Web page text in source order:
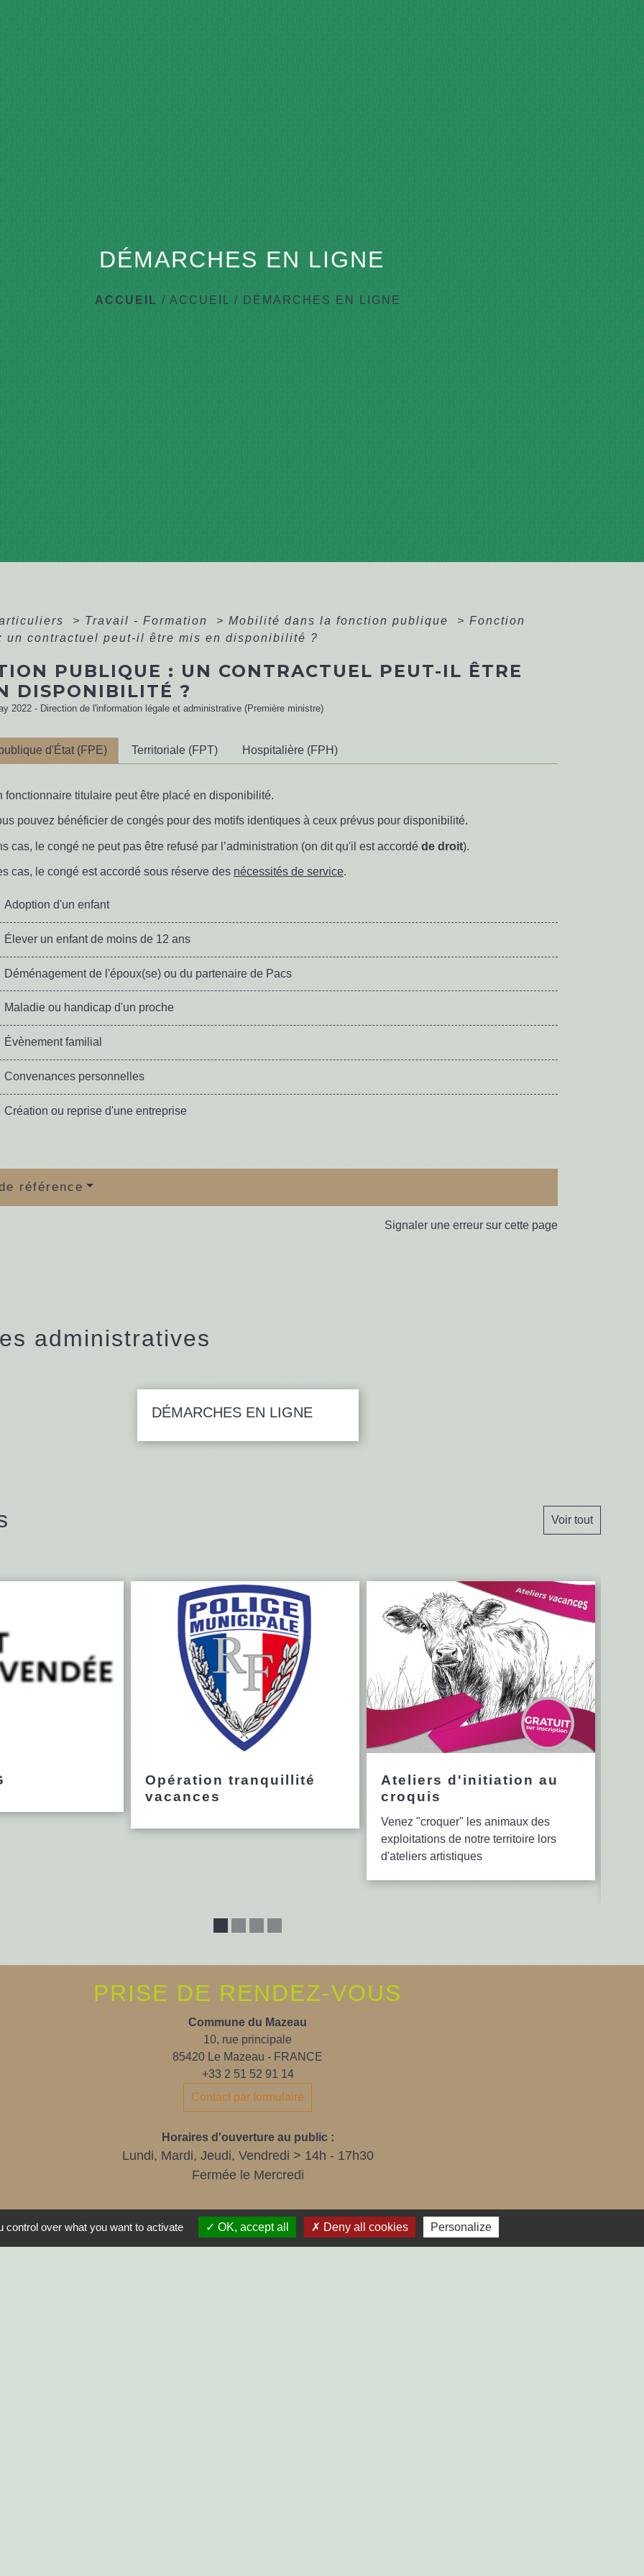
DÉMARCHES EN LIGNE
ACCUEIL/ACCUEIL / DÉMARCHES EN LIGNE
> Travail - Formation > Mobilité dans la fonction publique > Fonction
un contractuel peut-il être mis en disponibilité ?
PUBLIQUE : UN CONTRACTUEL PEUT-IL ÊTRE
DISPONIBILITÉ ?
2022 - Direction de l'information légale et administrative (Première ministre)
d'État (FPE) Territoriale (FPT) Hospitalière (FPH)
fonctionnaire titulaire peut être placé en disponibilité.
pouvez bénéficier de congés pour des motifs identiques à ceux prévus pour disponibilité.
cas, le congé ne peut pas être refusé par l’administration (on dit qu'il est accordé de droit).
cas, le congé est accordé sous réserve des nécessités de service.
Adoption d'un enfant
Élever un enfant de moins de 12 ans
Déménagement de l'époux(se) ou du partenaire de Pacs
Maladie ou handicap d'un proche
Évènement familial
Convenances personnelles
Création ou reprise d'une entreprise
référence
Signaler une erreur sur cette page
administratives
DÉMARCHES EN LIGNE
Voir tout
Opération tranquillité
vacances
Ateliers d'initiation au
croquis
Venez "croquer" les animaux des
exploitations de notre territoire lors
d'ateliers artistiques
PRISE DE RENDEZ-VOUS
Commune du Mazeau
10, rue principale
85420 Le Mazeau - FRANCE
+33 2 51 52 91 14
Contact par formulaire
Horaires d'ouverture au public :
Lundi, Mardi, Jeudi, Vendredi > 14h - 17h30
Fermée le Mercredi
over what you want to activate OK, accept all Deny all cookies Personalize